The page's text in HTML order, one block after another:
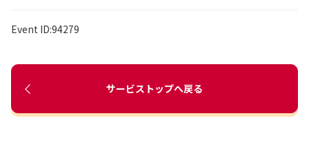
Event ID:94279
サービストップへ戻る